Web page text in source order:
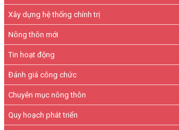
Xây dựng hệ thống chính trị
Nông thôn mới
Tin hoạt động
Đánh giá công chức
Chuyên mục nông thôn
Quy hoạch phát triển